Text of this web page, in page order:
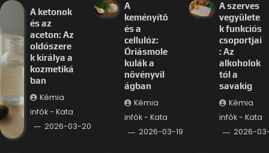
A ketonok
és az
aceton: Az
oldószere
k királya a
kozmetiká
ban
Kémia
infók - Kata
2026-03-20
A
keményítő
és a
cellulóz:
Óriásmole
kulák a
növényvil
ágban
Kémia
infók - Kata
2026-03-19
A szerves
vegyülete
k funkciós
csoportjai
: Az
alkoholok
tól a
savakig
Kémia
infók - Kata
2026-